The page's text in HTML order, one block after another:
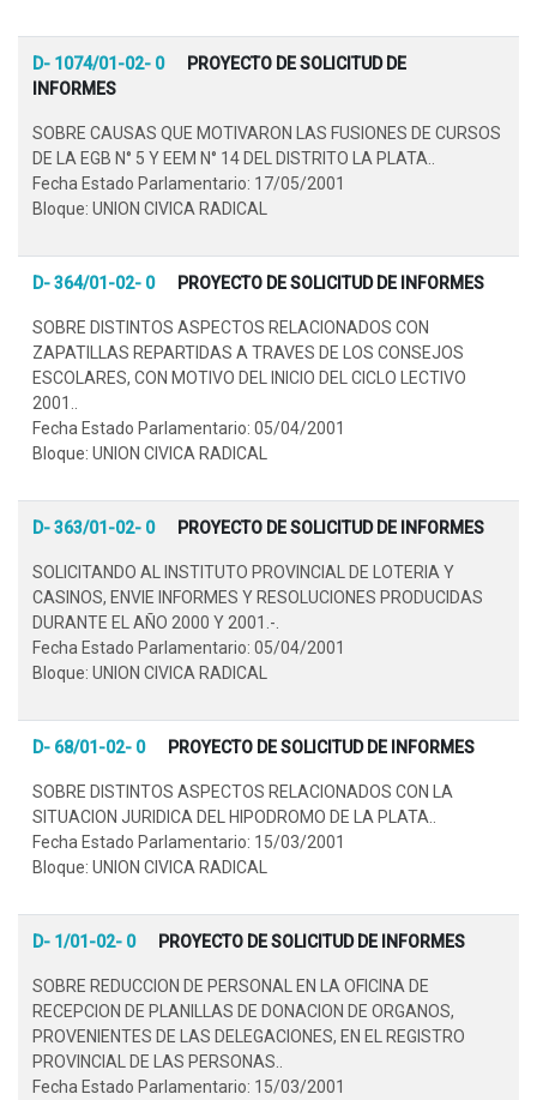
D- 1074/01-02- 0
PROYECTO DE SOLICITUD DE
INFORMES
SOBRE CAUSAS QUE MOTIVARON LAS FUSIONES DE CURSOS
DE LA EGB N° 5 Y EEM N° 14 DEL DISTRITO LA PLATA..
Fecha Estado Parlamentario: 17/05/2001
Bloque: UNION CIVICA RADICAL
D- 364/01-02- 0 PROYECTO DE SOLICITUD DE INFORMES
SOBRE DISTINTOS ASPECTOS RELACIONADOS CON
ZAPATILLAS REPARTIDAS A TRAVES DE LOS CONSEJOS
ESCOLARES, CON MOTIVO DEL INICIO DEL CICLO LECTIVO
2001..
Fecha Estado Parlamentario: 05/04/2001
Bloque: UNION CIVICA RADICAL
D- 363/01-02- 0 PROYECTO DE SOLICITUD DE INFORMES
SOLICITANDO AL INSTITUTO PROVINCIAL DE LOTERIA Y
CASINOS, ENVIE INFORMES Y RESOLUCIONES PRODUCIDAS
DURANTE EL AÑO 2000 Y 2001.-.
Fecha Estado Parlamentario: 05/04/2001
Bloque: UNION CIVICA RADICAL
D- 68/01-02- 0 PROYECTO DE SOLICITUD DE INFORMES
SOBRE DISTINTOS ASPECTOS RELACIONADOS CON LA
SITUACION JURIDICA DEL HIPODROMO DE LA PLATA..
Fecha Estado Parlamentario: 15/03/2001
Bloque: UNION CIVICA RADICAL
D- 1/01-02- 0 PROYECTO DE SOLICITUD DE INFORMES
SOBRE REDUCCION DE PERSONAL EN LA OFICINA DE
RECEPCION DE PLANILLAS DE DONACION DE ORGANOS,
PROVENIENTES DE LAS DELEGACIONES, EN EL REGISTRO
PROVINCIAL DE LAS PERSONAS..
Fecha Estado Parlamentario: 15/03/2001